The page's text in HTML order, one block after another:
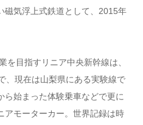
磁気浮上式鉄道として、2015年
を目指すリニア中央新幹線は、
、現在は山梨県にある実験線で
ら始まった体験乗車などで更に
アモーターカー。世界記録は時